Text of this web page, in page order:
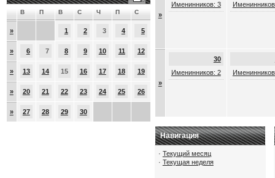
В П В С Ч П С
» 1 2 3 4 5
» 6 7 8 9 10 11 12
» 13 14 15 16 17 18 19
» 20 21 22 23 24 25 26
» 27 28 29 30
»
Именинников: 3
»
30
Именинников: 2
Навигация
· Текущий месяц
· Текущая неделя